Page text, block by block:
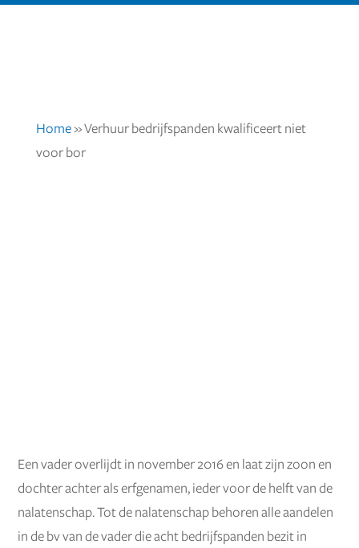
Home»Verhuur bedrijfspanden kwalificeert niet
voor bor
Een vader overlijdt in november 2016 en laat zijn zoon en
dochter achter als erfgenamen, ieder voor de helft van de
nalatenschap. Tot de nalatenschap behoren alle aandelen
in de bv van de vader die acht bedrijfspanden bezit in